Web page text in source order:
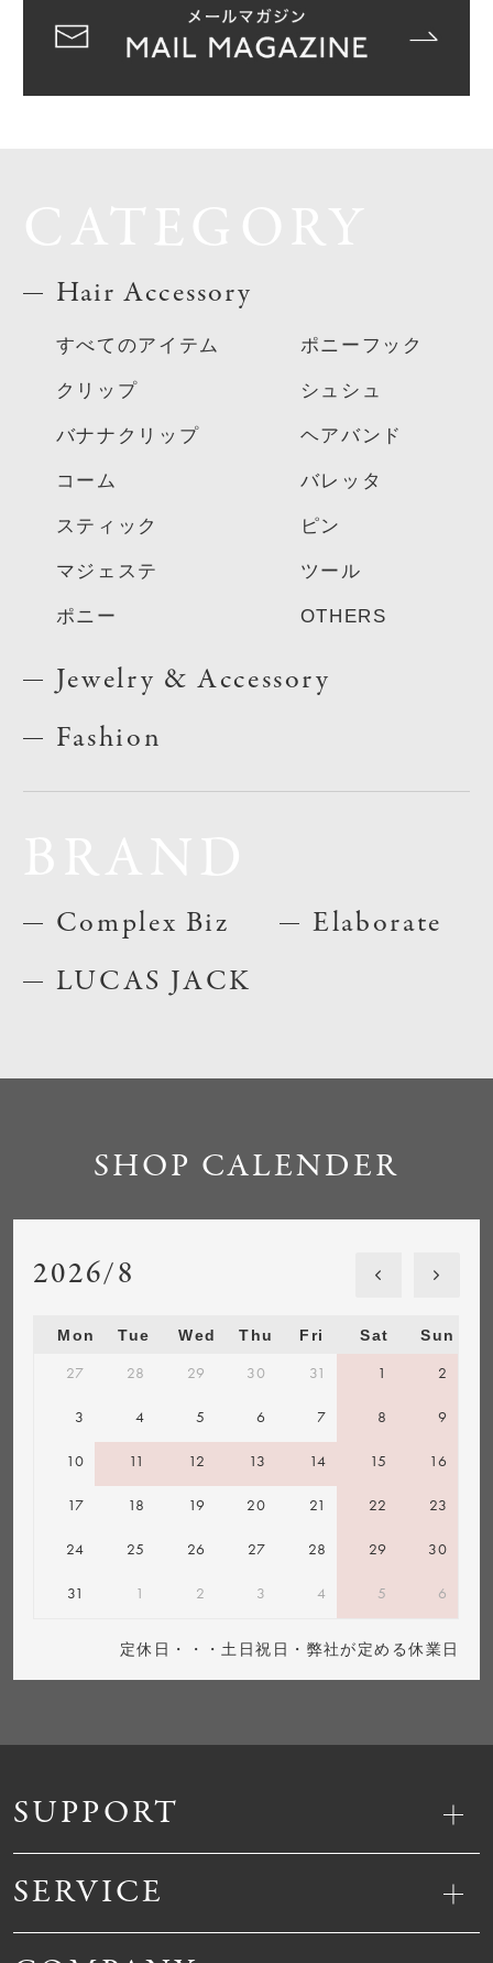
Hair Accessory
すべてのアイテム
クリップ
バナナクリップ
コーム
スティック
マジェステ
ポニー
ポニーフック
シュシュ
ヘアバンド
バレッタ
ピン
ツール
OTHERS
Jewelry & Accessory
Fashion
Complex Biz
LUCAS JACK
Elaborate
SUPPORT
SERVICE
SHOP CALENDER
2026/8
Mon Tue Wed Thu Fri Sat Sun
27 28 29 30 31 1 2
3 4 5 6 7 8 9
10 11 12 13 14 15 16
17 18 19 20 21 22 23
24 25 26 27 28 29 30
31 1 2 3 4 5 6
定休日・・・土日祝日・弊社が定める休業日